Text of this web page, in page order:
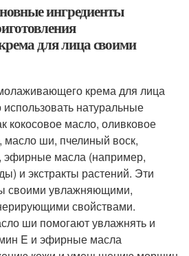
ингредиенты
для лица своими
крема для лица
натуральные
кокосовое масло, оливковое
ши, пчелиный воск,
эфирные масла (например,
и экстракты растений. Эти
своими увлажняющими,
свойствами.
ши помогают увлажнять и
E и эфирные масла